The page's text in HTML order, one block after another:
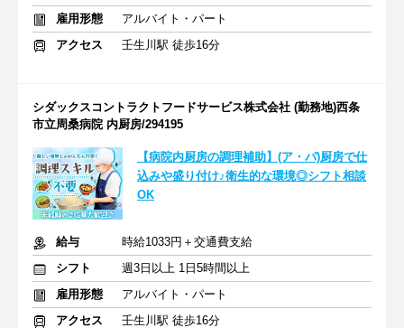
雇用形態
アルバイト・パート
アクセス
壬生川駅 徒歩16分
シダックスコントラクトフードサービス株式会社 (勤務地)西条
市立周桑病院 内厨房/294195
【病院内厨房の調理補助】(ア・パ)厨房で仕
込みや盛り付け♪衛生的な環境◎シフト相談
OK
給与
時給1033円＋交通費支給
シフト
週3日以上 1日5時間以上
雇用形態
アルバイト・パート
アクセス
壬生川駅 徒歩16分